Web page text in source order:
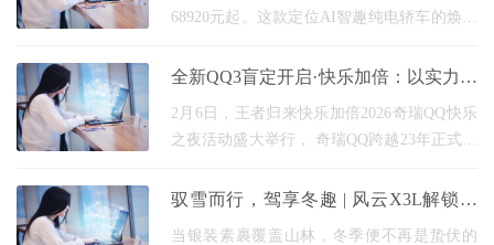
68920元起。这款定位AI智趣纯电轿车的焕新
全为核心，重构了纯电小车的价值标准，于
全新QQ3盲定开启·快乐加倍：以实力与
诚意对话智电时代
2月6日，王者归来快乐加倍2026奇瑞QQ快乐
之夜活动盛大举行， 奇瑞QQ跨越23年正式回
告一代国民记忆的正式回归。在中国汽车工
驭雪而行，驾享冬趣 | 风云X3L解锁冬
季户外生活新玩法
当银装素裹覆盖山林，冬季便不再是蛰伏的